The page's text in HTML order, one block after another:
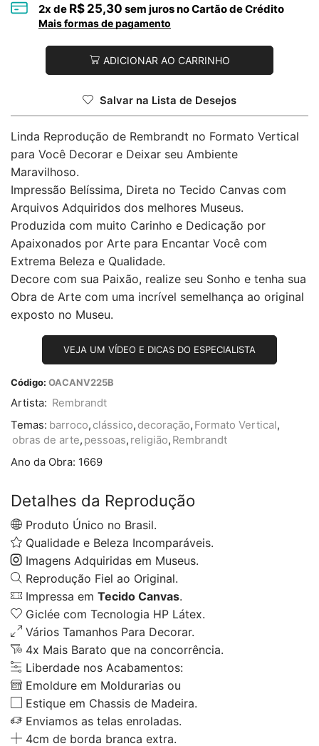
2x de R$ 25,30 sem juros no Cartão de Crédito
Mais formas de pagamento
ADICIONAR AO CARRINHO
Salvar na Lista de Desejos
Linda Reprodução de Rembrandt no Formato Vertical
para Você Decorar e Deixar seu Ambiente
Maravilhoso.
Impressão Belíssima, Direta no Tecido Canvas com
Arquivos Adquiridos dos melhores Museus.
Produzida com muito Carinho e Dedicação por
Apaixonados por Arte para Encantar Você com
Extrema Beleza e Qualidade.
Decore com sua Paixão, realize seu Sonho e tenha sua
Obra de Arte com uma incrível semelhança ao original
exposto no Museu.
VEJA UM VÍDEO E DICAS DO ESPECIALISTA
Código: OACANV225B
Artista: Rembrandt
Temas: barroco, clássico, decoração, Formato Vertical ,
obras de arte, pessoas, religião, Rembrandt
Ano da Obra: 1669
Detalhes da Reprodução
Produto Único no Brasil.
Qualidade e Beleza Incomparáveis.
Imagens Adquiridas em Museus.
Reprodução Fiel ao Original.
Impressa em Tecido Canvas.
Giclée com Tecnologia HP Látex.
Vários Tamanhos Para Decorar.
4x Mais Barato que na concorrência.
Liberdade nos Acabamentos:
Emoldure em Moldurarias ou
Estique em Chassis de Madeira.
Enviamos as telas enroladas.
4cm de borda branca extra.